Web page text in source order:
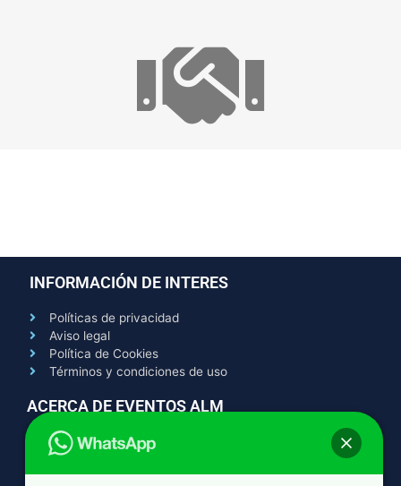
INFORMACIÓN DE INTERES
Políticas de privacidad
Aviso legal
Política de Cookies
Términos y condiciones de uso
ACERCA DE EVENTOS ALM
Contacto
Quienes somos
Trabaja con nosotros